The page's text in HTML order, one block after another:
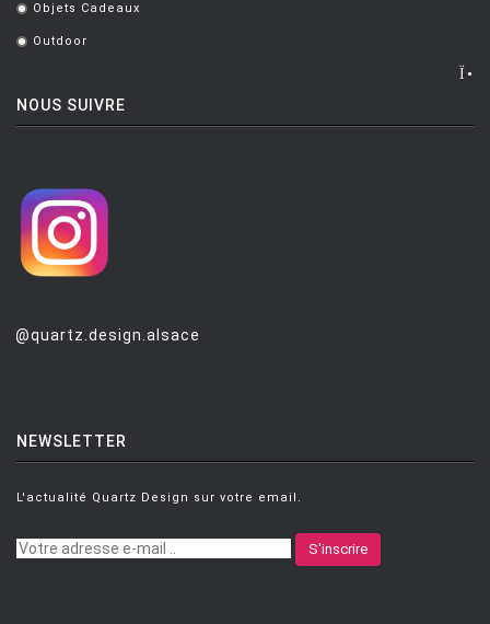
. Objets Cadeaux
. Outdoor
NOUS SUIVRE
@quartz.design.alsace
NEWSLETTER
L'actualité Quartz Design sur votre email.
S'inscrire